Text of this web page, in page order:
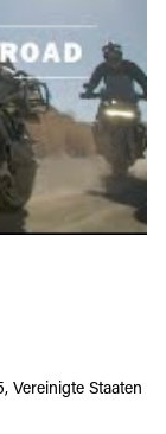
Vereinigte Staaten